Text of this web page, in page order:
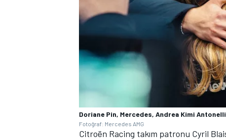
Doriane Pin, Mercedes, Andrea Kimi
Fotoğraf: Mercedes AMG
Citroën Racing takım patronu Cyril